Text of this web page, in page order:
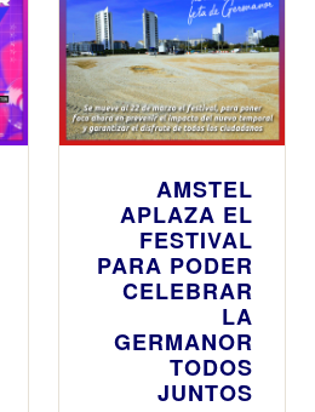
AMSTEL
APLAZA EL
FESTIVAL
PARA PODER
CELEBRAR
LA
GERMANOR
TODOS
JUNTOS